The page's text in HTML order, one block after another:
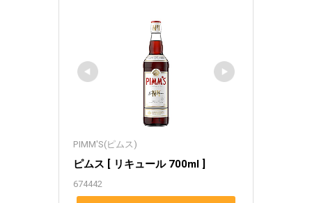
PIMM'S(ピムス)
ピムス [ リキュール 700ml ]
674442